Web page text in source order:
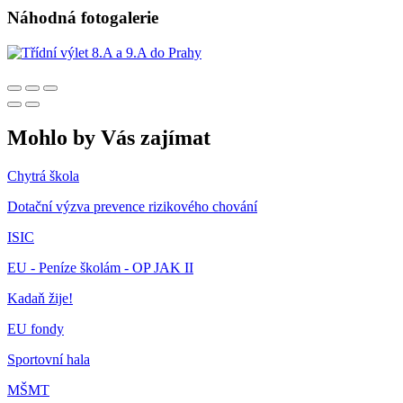
Náhodná fotogalerie
Mohlo by Vás zajímat
Chytrá škola
Dotační výzva prevence rizikového chování
ISIC
EU - Peníze školám - OP JAK II
Kadaň žije!
EU fondy
Sportovní hala
MŠMT